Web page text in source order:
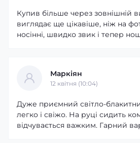
Купив більше через зовнішній
виглядає ще цікавіше, ніж на
носінні, швидко звик і тепер
Маркіян
12 квітня (10:04)
Дуже приємний світло-
легко і свіжо. На руці сидить
відчувається важким. Гарний